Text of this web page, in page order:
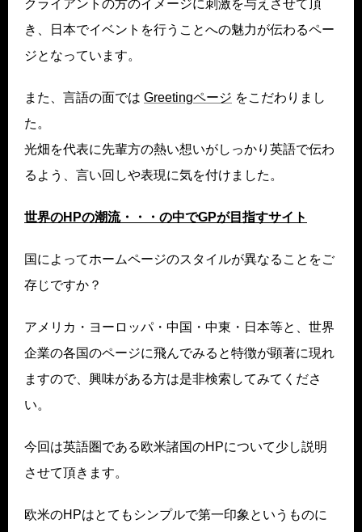
クライアントの方のイメージに刺激を与えさせて頂
き、日本でイベントを行うことへの魅力が伝わるペー
ジとなっています。
また、言語の面では Greetingページ をこだわりまし
た。
光畑を代表に先輩方の熱い想いがしっかり英語で伝わ
るよう、言い回しや表現に気を付けました。
世界のHPの潮流・・・の中でGPが目指すサイト
国によってホームページのスタイルが異なることをご
存じですか？
アメリカ・ヨーロッパ・中国・中東・日本等と、世界
企業の各国のページに飛んでみると特徴が顕著に現れ
ますので、興味がある方は是非検索してみてくださ
い。
今回は英語圏である欧米諸国のHPについて少し説明
させて頂きます。
欧米のHPはとてもシンプルで第一印象というものに